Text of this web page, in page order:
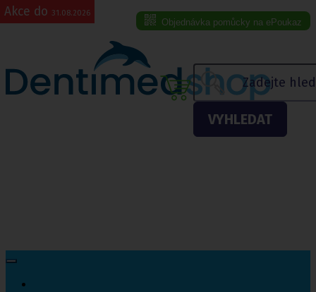
Objednávka pomůcky na ePoukaz
VYHLEDAT
Akce do 31.08.2026